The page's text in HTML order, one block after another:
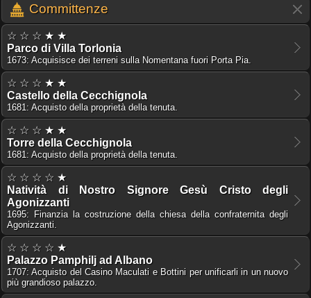
Committenze
☆ ☆ ☆ ★ ★
Parco di Villa Torlonia
1673: Acquisisce dei terreni sulla Nomentana fuori Porta Pia.
☆ ☆ ☆ ★ ★
Castello della Cecchignola
1681: Acquisto della proprietà della tenuta.
☆ ☆ ☆ ★ ★
Torre della Cecchignola
1681: Acquisto della proprietà della tenuta.
☆ ☆ ☆ ☆ ★
Natività di Nostro Signore Gesù Cristo degli
Agonizzanti
1695: Finanzia la costruzione della chiesa della confraternita degli
Agonizzanti.
☆ ☆ ☆ ☆ ★
Palazzo Pamphilj ad Albano
1707: Acquisto del Casino Maculati e Bottini per unificarli in un nuovo
più grandioso palazzo.